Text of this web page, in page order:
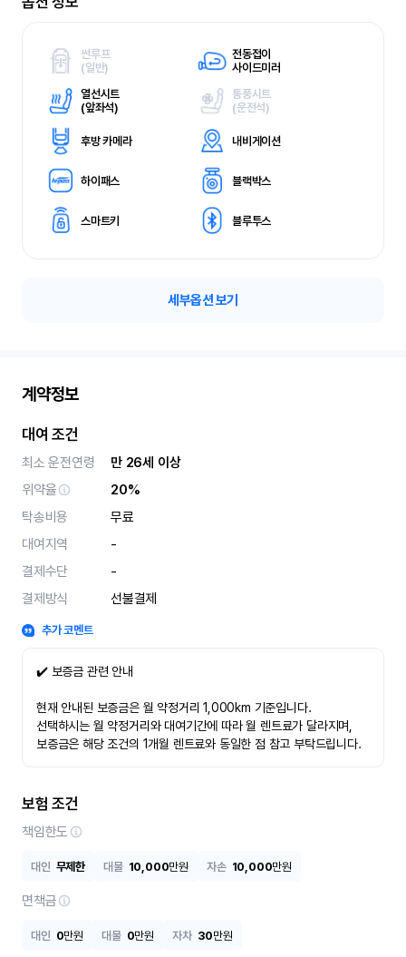
썬루프
(일반)
전동접이
사이드미러
열선시트
(앞좌석)
통풍시트
(운전석)
후방 카메라 내비게이션
하이패스 블랙박스
스마트키 블루투스
세부옵션 보기
계약정보
대여 조건
최소 운전연령
만 26세 이상
위약율
20%
탁송비용
무료
대여지역
-
결제수단
-
결제방식
선불결제
추가 코멘트
✔️ 보증금 관련 안내
현재 안내된 보증금은 월 약정거리 1,000km 기준입니다.
선택하시는 월 약정거리와 대여기간에 따라 월 렌트료가 달라지며,
보증금은 해당 조건의 1개월 렌트료와 동일한 점 참고 부탁드립니다.
보험 조건
책임한도
대인 무제한 대물 10,000만원 자손 10,000만원
면책금
대인 0만원 대물 0만원 자차 30만원